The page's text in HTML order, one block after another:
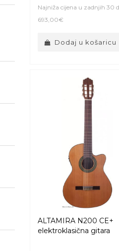
Najniža cijena u zadnjih 30
693,00€
Dodaj u košaricu
ALTAMIRA N200 CE+
elektroklasična gitara